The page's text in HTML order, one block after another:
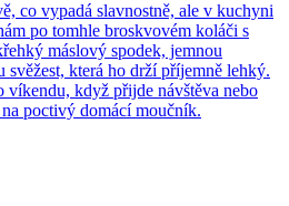
co vypadá slavnostně, ale v kuchyni
po tomhle broskvovém koláči s
máslový spodek, jemnou
která ho drží příjemně lehký.
víkendu, když přijde návštěva nebo
poctivý domácí moučník.